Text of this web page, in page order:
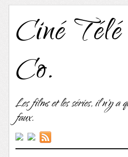
Ciné
Co.
Les films et les séries, il n'y a
faux.